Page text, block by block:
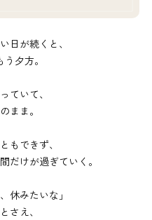
日が続くと、
夕方。
ていて、
まま。
もできず、
だけが過ぎていく。
休みたいな」
さえ、